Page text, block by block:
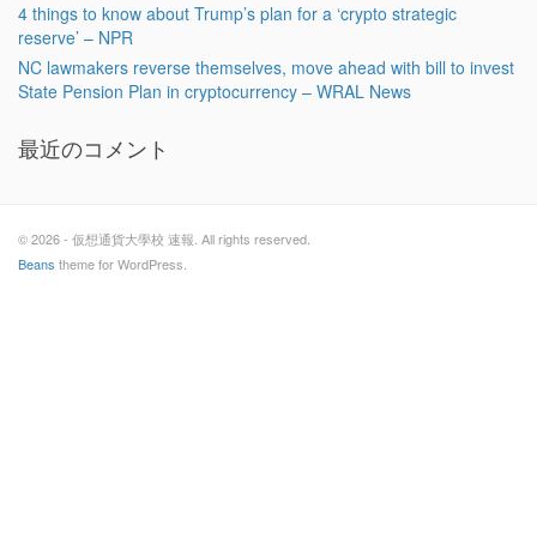
4 things to know about Trump’s plan for a ‘crypto strategic
reserve’ – NPR
NC lawmakers reverse themselves, move ahead with bill to invest
State Pension Plan in cryptocurrency – WRAL News
最近のコメント
© 2026 - 仮想通貨大學校 速報. All rights reserved.
Beans theme for WordPress.